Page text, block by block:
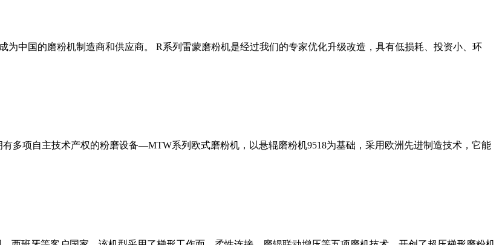
为中国的磨粉机制造商和供应商。 R系列雷蒙磨粉机是经过我们的专家优化升级改造，具有低损耗、投资小、环
多项自主技术产权的粉磨设备—MTW系列欧式磨粉机，以悬辊磨粉机9518为基础，采用欧洲先进制造技术，它能